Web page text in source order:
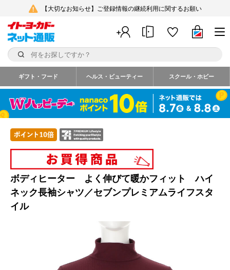
【大切なお知らせ】ご登録情報の継続利用に関するお願い
ギフト・フード ヘルス・ビューティー スクール・ホビー
ボディヒーター よく伸びて暖かフィット ハイ
ネック長袖シャツ／セブンプレミアムライフスタ
イル